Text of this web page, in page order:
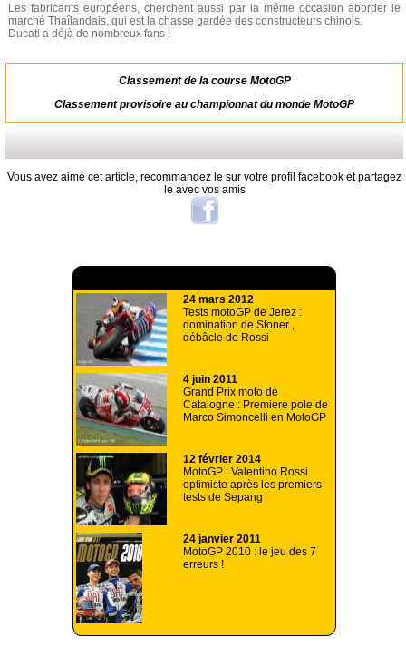
Les fabricants européens, cherchent aussi par la même occasion aborder le
marché Thaîlandais, qui est la chasse gardée des constructeurs chinois.
Ducati a déjà de nombreux fans !
Classement de la course MotoGP
Classement provisoire au championnat du monde MotoGP
Vous avez aimé cet article, recommandez le sur votre profil facebook et partagez
le avec vos amis
24 mars 2012
Tests motoGP de Jerez :
domination de Stoner ,
débâcle de Rossi
4 juin 2011
Grand Prix moto de
Catalogne : Premiere pole de
Marco Simoncelli en MotoGP
12 février 2014
MotoGP : Valentino Rossi
optimiste après les premiers
tests de Sepang
24 janvier 2011
MotoGP 2010 : le jeu des 7
erreurs !